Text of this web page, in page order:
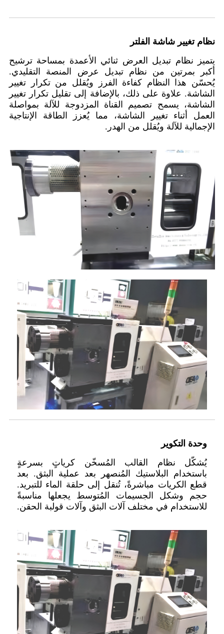
نظام تغيير شاشة الفلتر
يتميز نظام تبديل العرض ثنائي الأعمدة بمساحة ترشيح
أكبر بمرتين من نظام تبديل عرض المنصة التقليدي.
يُحسّن هذا النظام كفاءة الفرز ويُقلل من تكرار تغيير
الشاشة. علاوة على ذلك، بالإضافة إلى تقليل تكرار تغيير
الشاشة، يسمح تصميم القناة المزدوجة للآلة بمواصلة
العمل أثناء تغيير الشاشة، مما يُعزز الطاقة الإنتاجية
الإجمالية للآلة ويُقلل من الهدر.
وحدة التكوير
يُشكّل نظام القالب المُسخّن كرياتٍ بسرعةٍ
باستخدام البلاستيك المُنصهر بعد عملية البثق. بعد
قطع الكريات مباشرةً، تُنقل إلى حلقة الماء للتبريد.
حجم وشكل الجسيمات المُتوسط يجعلها مناسبةً
للاستخدام في مختلف آلات البثق وآلات قولبة الحقن.